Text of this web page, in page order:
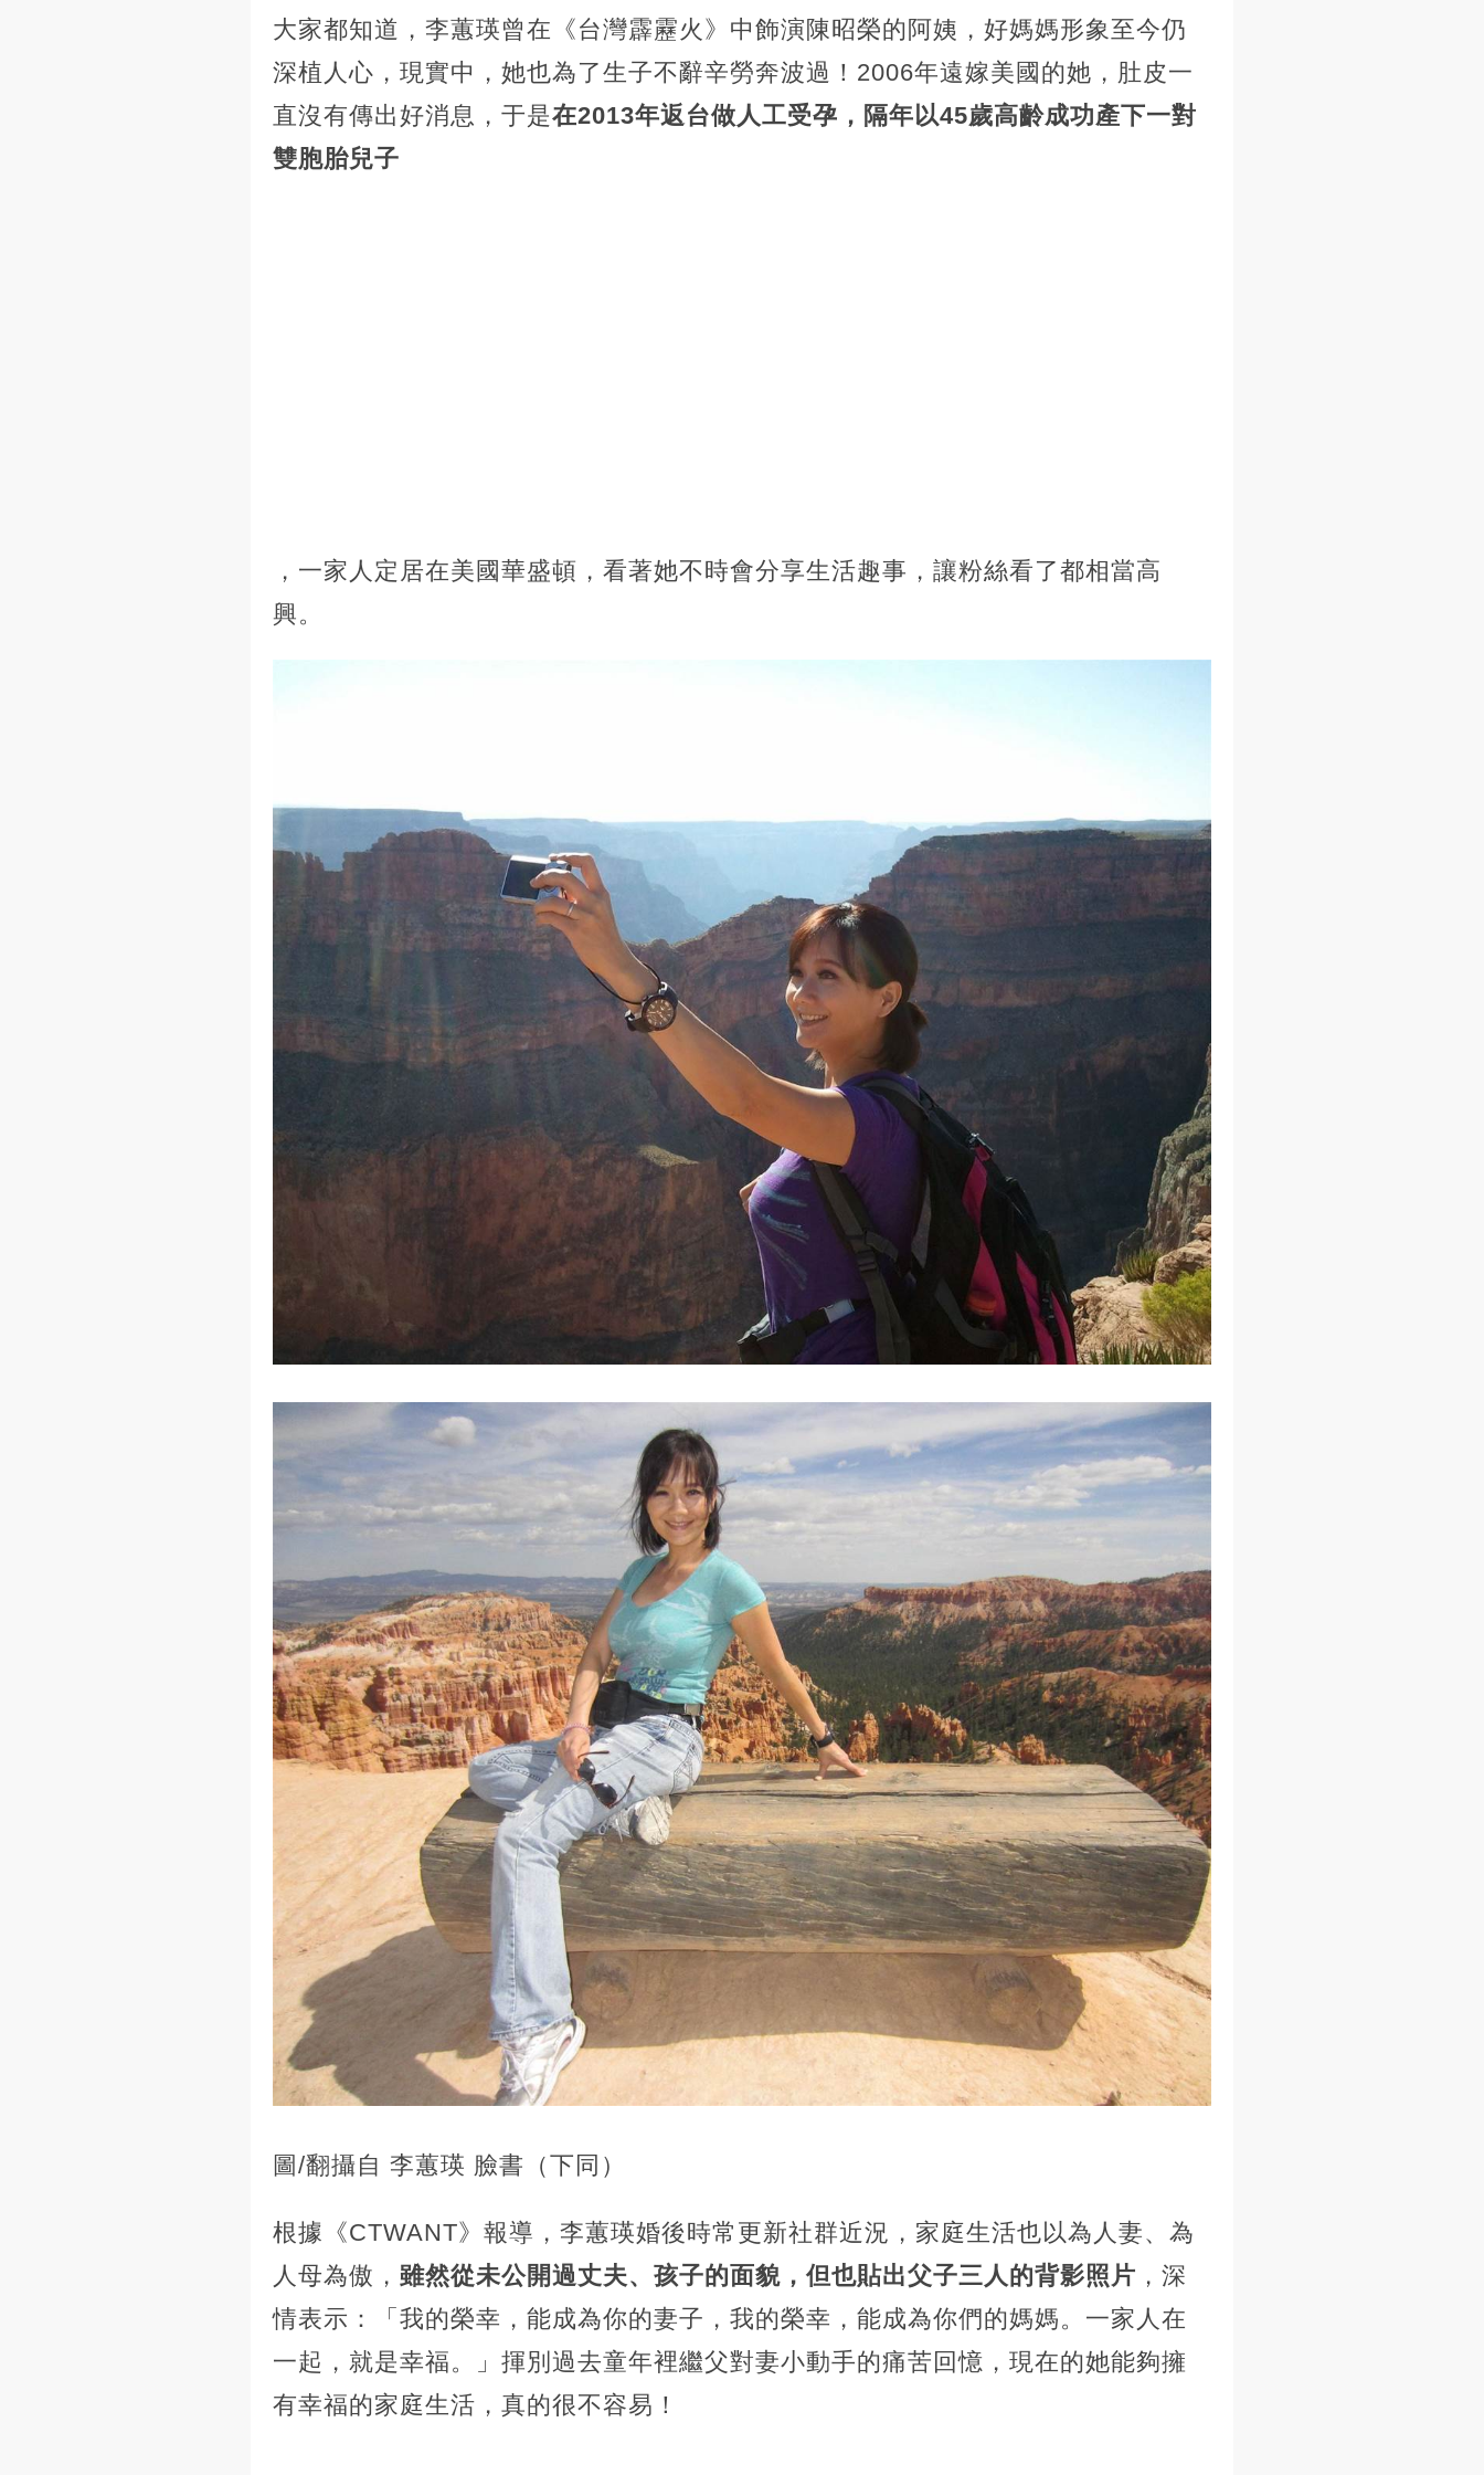
大家都知道，李蕙瑛曾在《台灣霹靂火》中飾演陳昭榮的阿姨，好媽媽形象至今仍
深植人心，現實中，她也為了生子不辭辛勞奔波過！2006年遠嫁美國的她，肚皮一
直沒有傳出好消息，于是在2013年返台做人工受孕，隔年以45歲高齡成功產下一對
雙胞胎兒子
，一家人定居在美國華盛頓，看著她不時會分享生活趣事，讓粉絲看了都相當高
興。
圖/翻攝自 李蕙瑛 臉書（下同）
根據《CTWANT》報導，李蕙瑛婚後時常更新社群近況，家庭生活也以為人妻、為
人母為傲， 雖然從未公開過丈夫、孩子的面貌，但也貼出父子三人的背影照片 ，深
情表示：「我的榮幸，能成為你的妻子，我的榮幸，能成為你們的媽媽。一家人在
一起，就是幸福。」揮別過去童年裡繼父對妻小動手的痛苦回憶，現在的她能夠擁
有幸福的家庭生活，真的很不容易！